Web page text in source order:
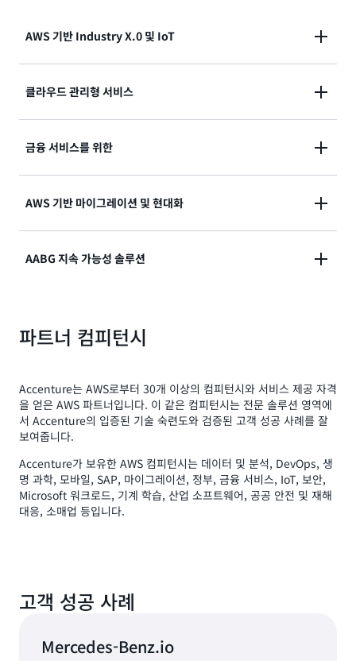
검증된 참조 아키텍처, 액셀러레이터 및 자동화 기술 활
용
AWS 기반 Industry X.0 및 IoT
Accenture의 AWS 통합 IoT 플랫폼 솔루션을 통한 혁
신 지원
가치 입증을 위한 신속한 프로토타입 생성 및 검증된 방
클라우드 관리형 서비스
개선
금융 서비스를 위한
비즈니스 기반 인사이트 확장
AWS 기반 마이그레이션 및 현대화
마이그레이션, 현대화 및 최적화
AABG 지속 가능성 솔루션
클라우드에서의 지속 가능성, 순 제로 에너지 전환, 책임
있는 공급망 및 지속 가능성 지표, 분석 및 성과에 대한
유해한 부작용을 피하거나 상쇄하여 보다 지속 가능한
방식으로 기술 사용
지속 가능성 목표 달성을 위한 수단으로서 기술 사용
지속 가능성 가치에 대한 Accenture의 약속 보기
파트너 컴피턴시
Accenture는 AWS로부터 30개 이상의 컴피턴시와 서비스 제공 자격
을 얻은 AWS 파트너입니다. 이 같은 컴피턴시는 전문 솔루션 영역에
서 Accenture의 입증된 기술 숙련도와 검증된 고객 성공 사례를 잘
보여줍니다.
Accenture가 보유한 AWS 컴피턴시는 데이터 및 분석, DevOps, 생
명 과학, 모바일, SAP, 마이그레이션, 정부, 금융 서비스, IoT, 보안,
Microsoft 워크로드, 기계 학습, 산업 소프트웨어, 공공 안전 및 재해
대응, 소매업 등입니다.
고객 성공 사례
Mercedes-Benz.io